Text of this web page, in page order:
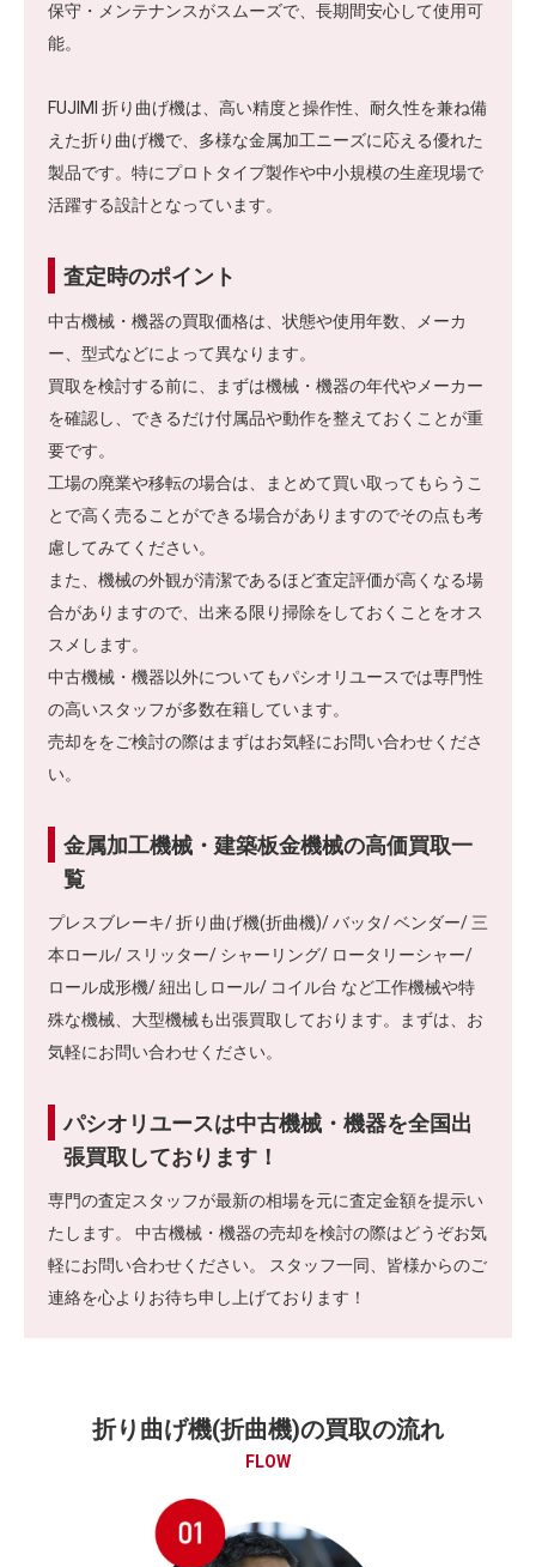
保守・メンテナンスがスムーズで、長期間安心して使用可
能。
FUJIMI 折り曲げ機は、高い精度と操作性、耐久性を兼ね備
えた折り曲げ機で、多様な金属加工ニーズに応える優れた
製品です。特にプロトタイプ製作や中小規模の生産現場で
活躍する設計となっています。
査定時のポイント
中古機械・機器の買取価格は、状態や使用年数、メーカ
ー、型式などによって異なります。
買取を検討する前に、まずは機械・機器の年代やメーカー
を確認し、できるだけ付属品や動作を整えておくことが重
要です。
工場の廃業や移転の場合は、まとめて買い取ってもらうこ
とで高く売ることができる場合がありますのでその点も考
慮してみてください。
また、機械の外観が清潔であるほど査定評価が高くなる場
合がありますので、出来る限り掃除をしておくことをオス
スメします。
中古機械・機器以外についてもパシオリユースでは専門性
の高いスタッフが多数在籍しています。
売却ををご検討の際はまずはお気軽にお問い合わせくださ
い。
金属加工機械・建築板金機械の高価買取一
覧
プレスブレーキ/ 折り曲げ機(折曲機)/ バッタ/ ベンダー/ 三
本ロール/ スリッター/ シャーリング/ ロータリーシャー/
ロール成形機/ 紐出しロール/ コイル台 など工作機械や特
殊な機械、大型機械も出張買取しております。まずは、お
気軽にお問い合わせください。
パシオリユースは中古機械・機器を全国出
張買取しております！
専門の査定スタッフが最新の相場を元に査定金額を提示い
たします。 中古機械・機器の売却を検討の際はどうぞお気
軽にお問い合わせください。 スタッフ一同、皆様からのご
連絡を心よりお待ち申し上げております！
折り曲げ機(折曲機)の買取の流れ
FLOW